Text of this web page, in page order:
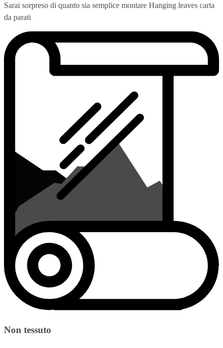
Sarai sorpreso di quanto sia semplice montare Hanging leaves carta
da parati
Non tessuto